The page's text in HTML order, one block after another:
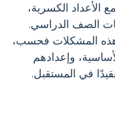
الأعداد الكسرية،
الصف الدراسي.
هذه المشكلات فحسب،
وإعدادهم
في المستقبل.